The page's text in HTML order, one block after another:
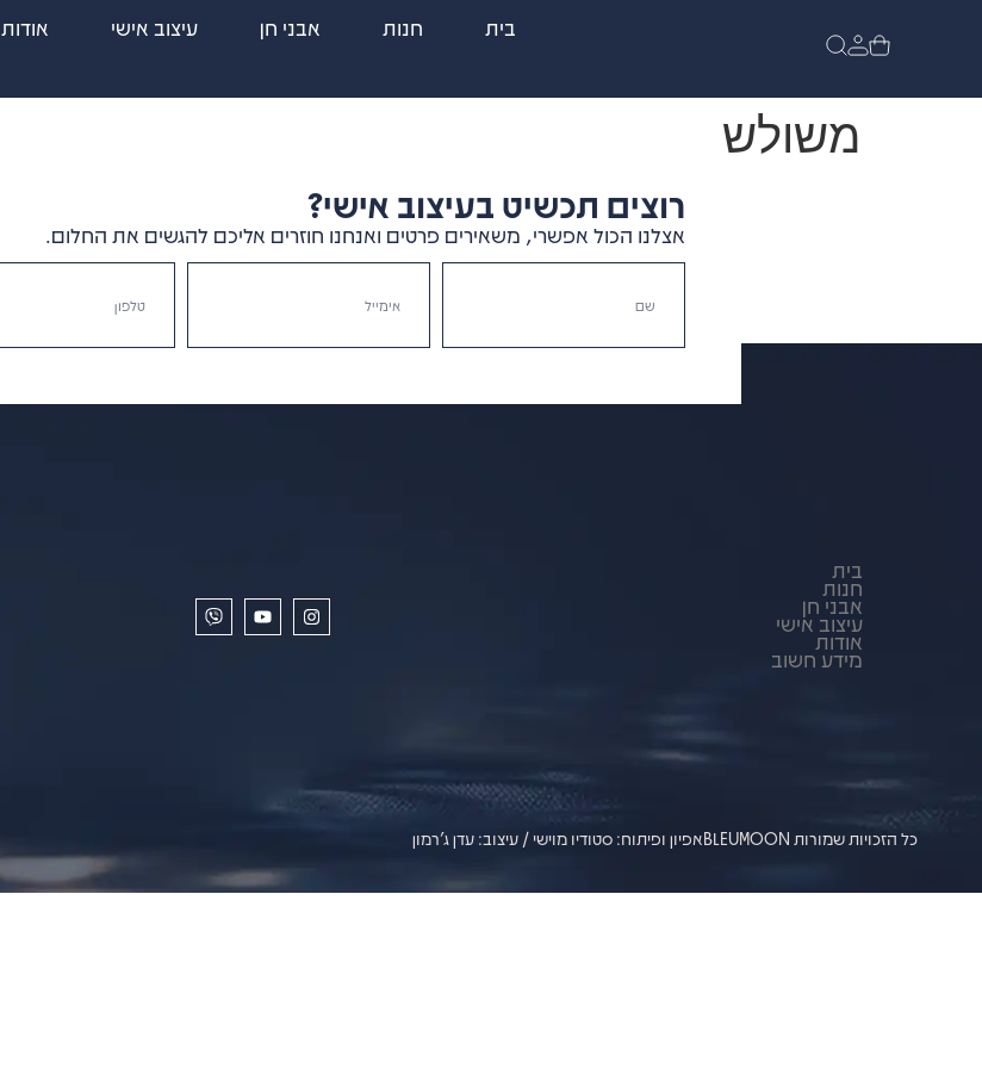
בית חנות אבני חן עיצוב אישי אודות
משולש
רוצים תכשיט בעיצוב אישי?
אצלנו הכול אפשרי, משאירים פרטים ואנחנו חוזרים אליכם להגשים את החלום.
בית
חנות
אבני חן
עיצוב אישי
אודות
מידע חשוב
כל הזכויות שמורות BLEUMOON אפיון ופיתוח: סטודיו מוישי / עיצוב: עדן ג'רמון